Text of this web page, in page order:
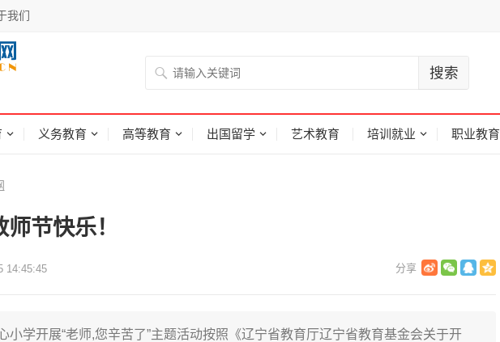
我们
义务教育 高等教育 出国留学 艺术教育 培训就业 职业教育
节快乐！
14:45:45
学开展“老师,您辛苦了”主题活动按照《辽宁省教育厅辽宁省教育基金会关于开